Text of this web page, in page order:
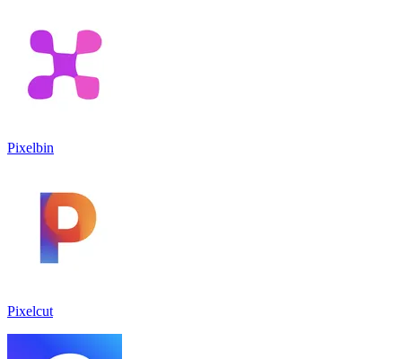
Pixelbin
Pixelcut